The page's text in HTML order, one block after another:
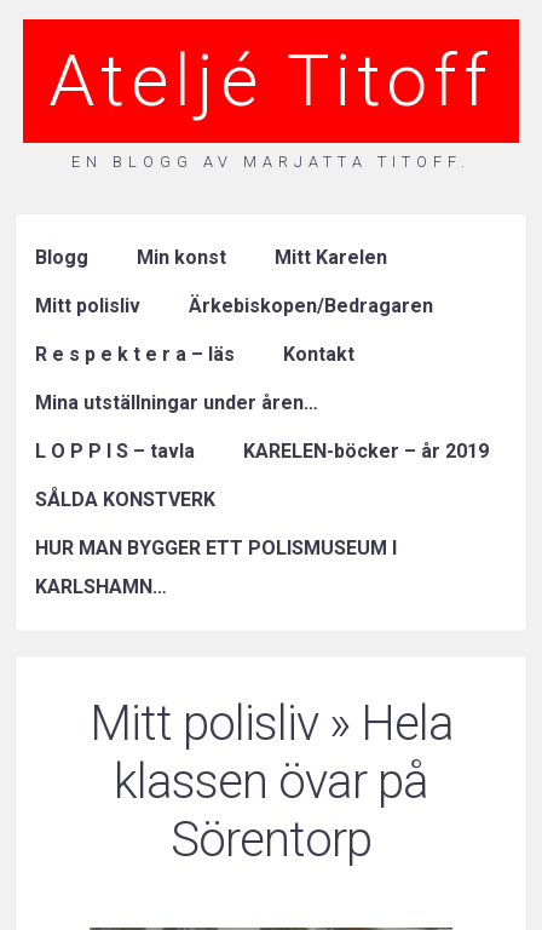
Ateljé Titoff
EN BLOGG AV MARJATTA TITOFF.
Blogg Min konst Mitt Karelen
Mitt polisliv Ärkebiskopen/Bedragaren
R e s p e k t e r a – läs Kontakt
Mina utställningar under åren…
L O P P I S – tavla KARELEN-böcker – år 2019
SÅLDA KONSTVERK
HUR MAN BYGGER ETT POLISMUSEUM I
KARLSHAMN…
Mitt polisliv» Hela
klassen övar på
Sörentorp